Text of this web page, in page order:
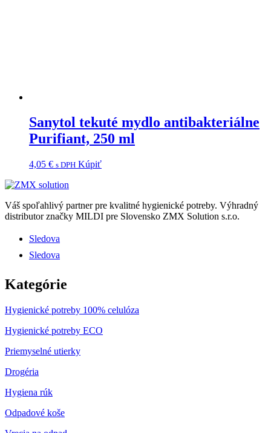
Sanytol tekuté mydlo antibakteriálne
Purifiant, 250 ml
4,05 € s DPH Kúpiť
Váš spoľahlivý partner pre kvalitné hygienické potreby. Výhradný
distributor značky MILDI pre Slovensko ZMX Solution s.r.o.
Sledova
Sledova
Kategórie
Hygienické potreby 100% celulóza
Hygienické potreby ECO
Priemyselné utierky
Drogéria
Hygiena rúk
Odpadové koše